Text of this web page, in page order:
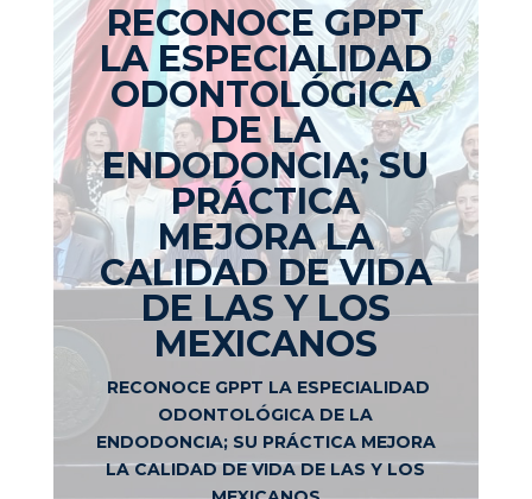
RECONOCE GPPT
LA ESPECIALIDAD
ODONTOLÓGICA
DE LA
ENDODONCIA; SU
PRÁCTICA
MEJORA LA
CALIDAD DE VIDA
DE LAS Y LOS
MEXICANOS
RECONOCE GPPT LA ESPECIALIDAD
ODONTOLÓGICA DE LA
ENDODONCIA; SU PRÁCTICA MEJORA
LA CALIDAD DE VIDA DE LAS Y LOS